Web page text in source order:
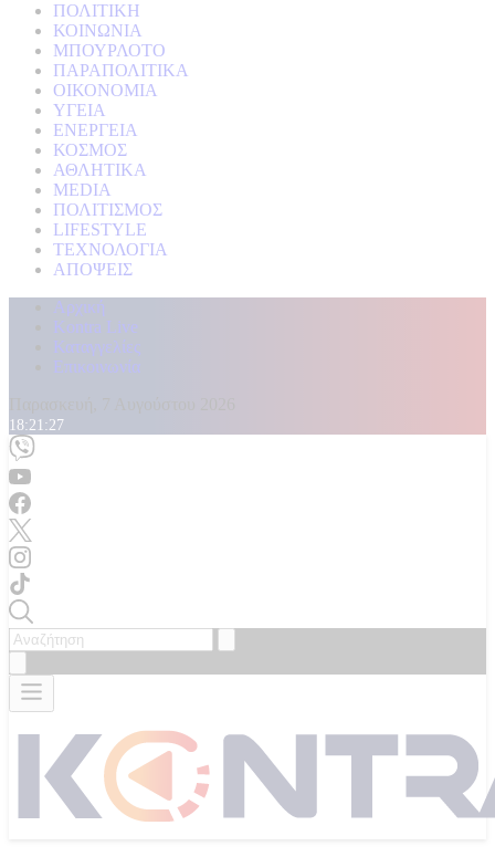
ΠΟΛΙΤΙΚΗ
ΚΟΙΝΩΝΙΑ
ΜΠΟΥΡΛΟΤΟ
ΠΑΡΑΠΟΛΙΤΙΚΑ
ΟΙΚΟΝΟΜΙΑ
ΥΓΕΙΑ
ΕΝΕΡΓΕΙΑ
ΚΟΣΜΟΣ
ΑΘΛΗΤΙΚΑ
MEDIA
ΠΟΛΙΤΙΣΜΟΣ
LIFESTYLE
ΤΕΧΝΟΛΟΓΙΑ
ΑΠΟΨΕΙΣ
Αρχική
Kontra Live
Καταγγελίες
Επικοινωνία
18:21:28